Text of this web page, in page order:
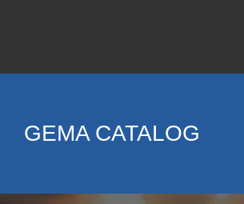
GEMA CATALOG